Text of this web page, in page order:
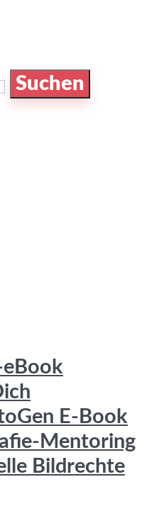
Suchen
E-Book
Mentoring
Bildrechte